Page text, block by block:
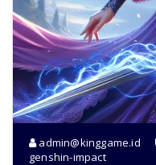
admin@kinggame.id
genshin-impact